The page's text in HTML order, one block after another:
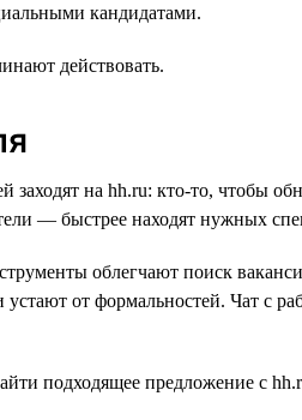
кандидатами.
действовать.
заходят на hh.ru: кто-то, чтобы
— быстрее находят нужных
облегчают поиск
от формальностей. Чат с
подходящее предложение с